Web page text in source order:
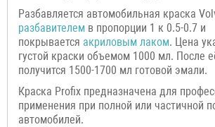
Разбавляется автомобильная краска
разбавителем в пропорции 1 к 0.5-0.7 и
покрывается акриловым лаком. Цена
густой краски объемом 1000 мл. После
получится 1500-1700 мл готовой эмали.
Краска Profix предназначена для
применения при полной или частичной
автомобилей.